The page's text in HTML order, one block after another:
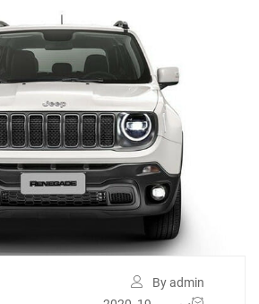
By admin